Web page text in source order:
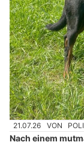
21.07.26 VON
Nach einem